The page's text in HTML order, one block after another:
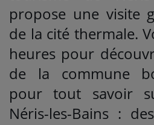
propose une visite
de la cité thermale.
heures pour
de la commune
pour tout savoir
Néris-les-Bains :